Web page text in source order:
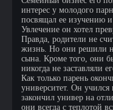
интерес у молодого
посвящал ее изучению
Увлечение он хотел
Правда, родители не
жизнь. Но они решили
сына. Кроме того, они
никогда не заставляли
Как только парень
университет. Он учился
закончил универ на
они всегда с теплотой